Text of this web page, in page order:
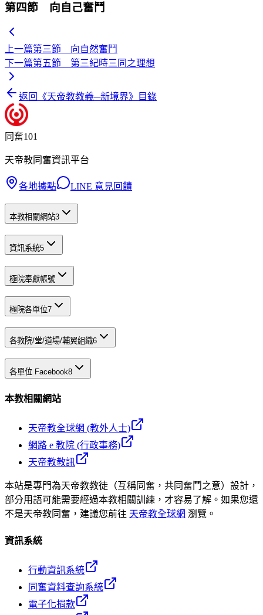
第四節 向自己奮鬥
上一篇第三節 向自然奮鬥
下一篇第五節 第三紀時三同之理想
返回《天帝教教義─新境界》目錄
同奮101
天帝教同奮資訊平台
各地據點 LINE 意見回饋
本教相關網站3
資訊系統5
極院奉獻帳號
極院各單位7
各教院/堂/道場/輔翼組織6
各單位 Facebook8
本教相關網站
天帝教全球網 (教外人士)
網路 e 教院 (行政事務)
天帝教教訊
本站是專門為天帝教教徒（互稱同奮，共同奮鬥之意）設計，
部分用語可能需要經過本教相關訓練，才容易了解。如果您還
不是天帝教同奮，建議您前往 天帝教全球網 瀏覽。
資訊系統
行動資訊系統
同奮資料查詢系統
電子化捐款